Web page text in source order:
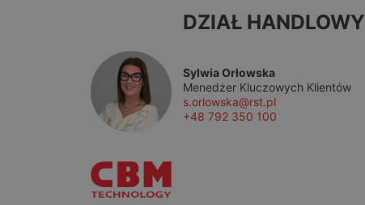
DZIAŁ HANDLOWY
Sylwia Orłowska
Menedżer Kluczowych Klientów
s.orlowska@rst.pl
+48 792 350 100